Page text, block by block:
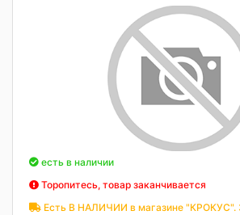
есть в наличии
Торопитесь, товар заканчивается
Есть В НАЛИЧИИ в магазине "КРОКУС".